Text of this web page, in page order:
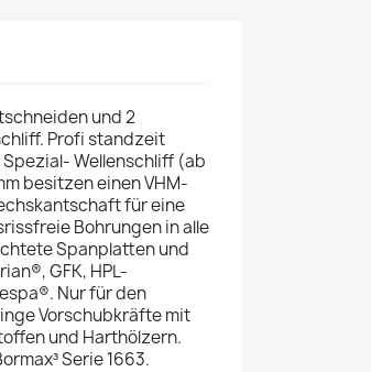
und 2
Profi standzeit
Wellenschliff (ab
besitzen einen VHM-
für eine
Bohrungen in alle
Spanplatten und
GFK, HPL-
Nur für den
Vorschubkräfte mit
und Harthölzern.
Serie 1663.